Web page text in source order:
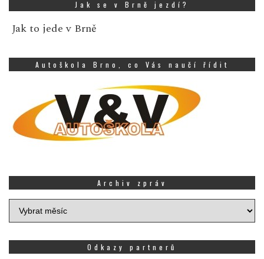
Jak se v Brně jezdí?
Jak to jede v Brně
Autoškola Brno, co Vás naučí řídit
Archiv zpráv
Archiv
zpráv
Odkazy partnerů